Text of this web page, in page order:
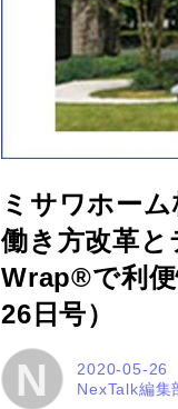
ミサワホー
働き方改革と
Wrap®で利便
26日号）
N
2020-05-26
NexTalk編集